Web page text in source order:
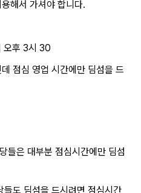
해서 가셔야 합니다.
오후 3시 30
점심 영업 시간에만 딤섬을 드
들은 대부분 점심시간에만 딤섬
도 딤섬을 드시려면 점심시간